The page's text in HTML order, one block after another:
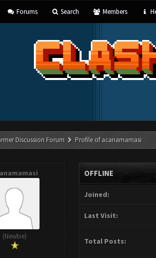
Forums Search Members
Discussion Forum Profile of acanamamasi
(Newbie)
OFFLINE
Joined:
Last Visit:
Total Posts: